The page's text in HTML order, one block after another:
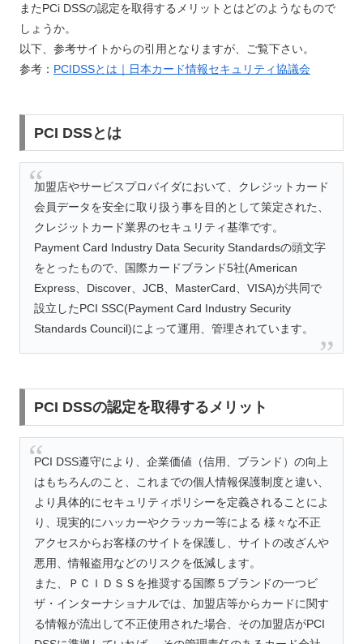
またPCi DSSの認定を取得するメリットとはどのようなもので
しょうか。
以下、参考サイトからの引用となりますが、ご覧下さい。
参考： PCIDSSとは｜日本カード情報セキュリティ協議会
PCI DSSとは
加盟店やサービスプロバイダにおいて、クレジットカード
会員データを安全に取り扱う事を目的として策定された、
クレジットカード業界のセキュリティ基準です。
Payment Card Industry Data Security Standardsの頭文字
をとったもので、国際カードブランド5社(American
Express、Discover、JCB、MasterCard、VISA)が共同で
設立したPCI SSC(Payment Card Industry Security
Standards Council)によって運用、管理されています。
PCI DSSの認定を取得するメリット
PCI DSS遵守により、企業価値（信用、ブランド）の向上
はもちろんのこと、これまでの個人情報保護制度と違い、
より具体的にセキュリティポリシーを定義されることによ
り、現実的にハッカーやクラッカー等による 様々な不正
アクセスからお客様のサイトを保護し、サイトの改ざんや
悪用、情報盗用などのリスクを低減します。
また、ＰＣＩＤＳＳを推奨する国際５ブランドの一つビ
ザ・インターナショナルでは、加盟店等からカードに関す
る情報が流出して不正使用された場合、その加盟店がPCI